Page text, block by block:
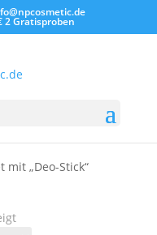
2 Gratisproben
„Deo-Stick“